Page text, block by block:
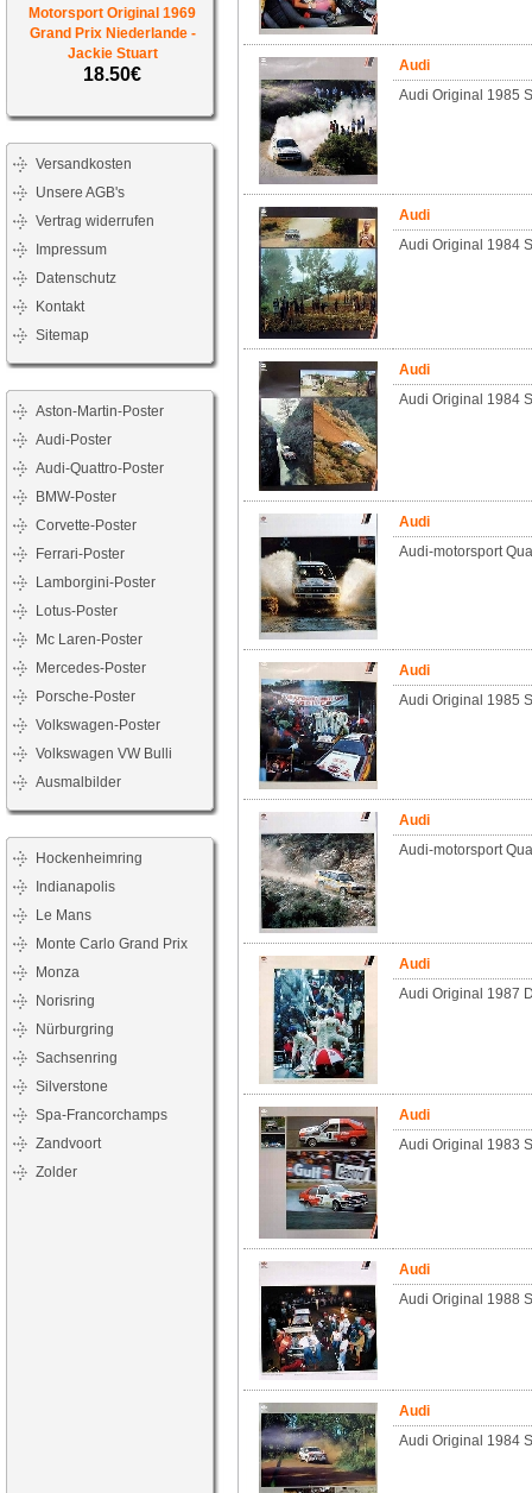
Motorsport Original 1969
Grand Prix Niederlande -
Jackie Stuart
18.50€
Versandkosten
Unsere AGB's
Vertrag widerrufen
Impressum
Datenschutz
Kontakt
Sitemap
Aston-Martin-Poster
Audi-Poster
Audi-Quattro-Poster
BMW-Poster
Corvette-Poster
Ferrari-Poster
Lamborgini-Poster
Lotus-Poster
Mc Laren-Poster
Mercedes-Poster
Porsche-Poster
Volkswagen-Poster
Volkswagen VW Bulli
Ausmalbilder
Hockenheimring
Indianapolis
Le Mans
Monte Carlo Grand Prix
Monza
Norisring
Nürburgring
Sachsenring
Silverstone
Spa-Francorchamps
Zandvoort
Zolder
Audi
Audi Original 1985
Audi
Audi Original 1984
Audi
Audi Original 1984
Audi
Audi-motorsport
Audi
Audi Original 1985
Audi
Audi-motorsport
Audi
Audi Original 1987
Audi
Audi Original 1983
Audi
Audi Original 1988
Audi
Audi Original 1984